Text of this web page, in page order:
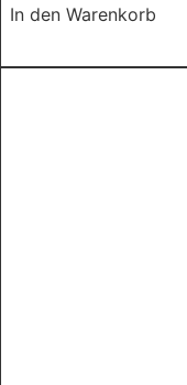
In den Warenkorb